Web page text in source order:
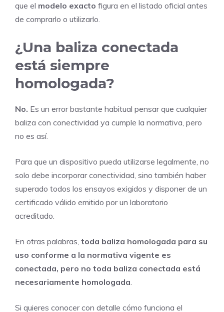
que el modelo exacto figura en el listado oficial antes
de comprarlo o utilizarlo.
¿Una baliza conectada
está siempre
homologada?
No. Es un error bastante habitual pensar que cualquier
baliza con conectividad ya cumple la normativa, pero
no es así.
Para que un dispositivo pueda utilizarse legalmente, no
solo debe incorporar conectividad, sino también haber
superado todos los ensayos exigidos y disponer de un
certificado válido emitido por un laboratorio
acreditado.
En otras palabras, toda baliza homologada para su
uso conforme a la normativa vigente es
conectada, pero no toda baliza conectada está
necesariamente homologada.
Si quieres conocer con detalle cómo funciona el